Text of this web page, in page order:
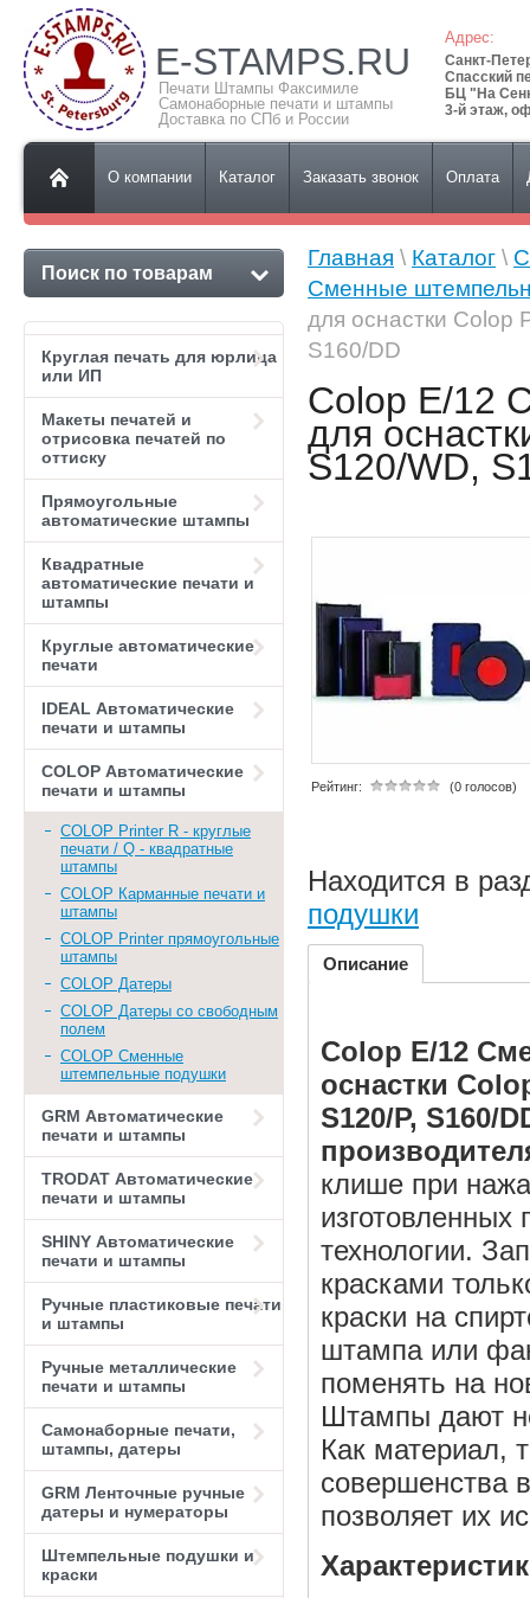
E-STAMPS.RU
Печати Штампы Факсимиле
Самонаборные печати и штампы
Доставка по СПб и России
Адрес:
Санкт-
Спасский
БЦ "На
3-й этаж,
О компании Каталог Заказать звонок Оплата
Поиск по товарам
Круглая печать для юрлица
или ИП
Макеты печатей и
отрисовка печатей по
оттиску
Прямоугольные
автоматические штампы
Квадратные
автоматические печати и
штампы
Круглые автоматические
печати
IDEAL Автоматические
печати и штампы
COLOP Автоматические
печати и штампы
COLOP Printer R - круглые
печати / Q - квадратные
штампы
COLOP Карманные печати и
штампы
COLOP Printer прямоугольные
штампы
COLOP Датеры
COLOP Датеры со свободным
полем
COLOP Сменные
штемпельные подушки
GRM Автоматические
печати и штампы
TRODAT Автоматические
печати и штампы
SHINY Автоматические
печати и штампы
Ручные пластиковые печати
и штампы
Ручные металлические
печати и штампы
Самонаборные печати,
штампы, датеры
GRM Ленточные ручные
датеры и нумераторы
Штемпельные подушки и
краски
Главная \ Каталог \
Сменные
для оснастки Colop
S160/DD
Colop E/12
для
S120/WD,
Рейтинг: (0 голосов)
Находится в
подушки
Описание
Colop E/12
оснастки
S120/P, S160/
клише при
технологии.
красками
краски на
штампа или
поменять на
Штампы дают
Как материал,
совершенства
позволяет их